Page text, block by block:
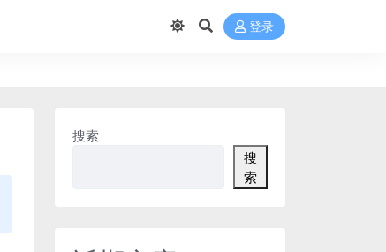
登录
搜索
搜
索